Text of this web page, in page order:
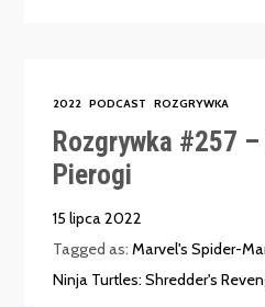
2022 PODCAST ROZGRYWKA
Rozgrywka #257 –
Pierogi
15 lipca 2022
Tagged as:Marvel's Spider-
Ninja Turtles: Shredder's